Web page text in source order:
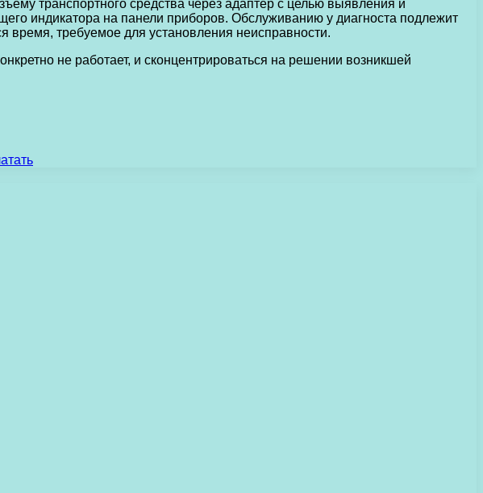
транспортного средства через адаптер с целью выявления и
индикатора на панели приборов. Обслуживанию у диагноста подлежит
время, требуемое для установления неисправности.
не работает, и сконцентрироваться на решении возникшей